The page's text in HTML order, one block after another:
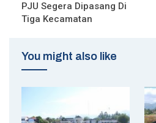
PJU Segera Dipasang Di
Tiga Kecamatan
You might also like